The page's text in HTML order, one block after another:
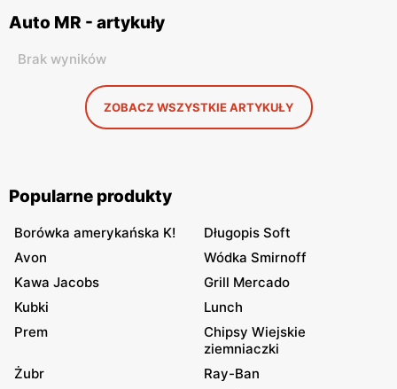
Auto MR - artykuły
Brak wyników
ZOBACZ WSZYSTKIE ARTYKUŁY
Popularne produkty
Borówka amerykańska K!
Długopis Soft
Avon
Wódka Smirnoff
Kawa Jacobs
Grill Mercado
Kubki
Lunch
Prem
Chipsy Wiejskie
ziemniaczki
Żubr
Ray-Ban